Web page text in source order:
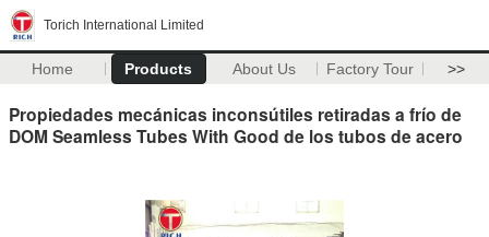
Torich International Limited
Home Products About Us Factory Tour >>
Propiedades mecánicas inconsútiles retiradas a frío de
DOM Seamless Tubes With Good de los tubos de acero